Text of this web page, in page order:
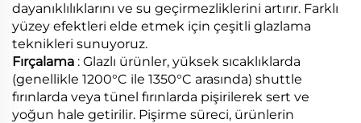
dayanıklılıklarını ve su geçirmezliklerini artırır. Farklı
yüzey efektleri elde etmek için çeşitli glazlama
teknikleri sunuyoruz.
Fırçalama : Glazlı ürünler, yüksek sıcaklıklarda
(genellikle 1200°C ile 1350°C arasında) shuttle
fırınlarda veya tünel fırınlarda pişirilerek sert ve
yoğun hale getirilir. Pişirme süreci, ürünlerin